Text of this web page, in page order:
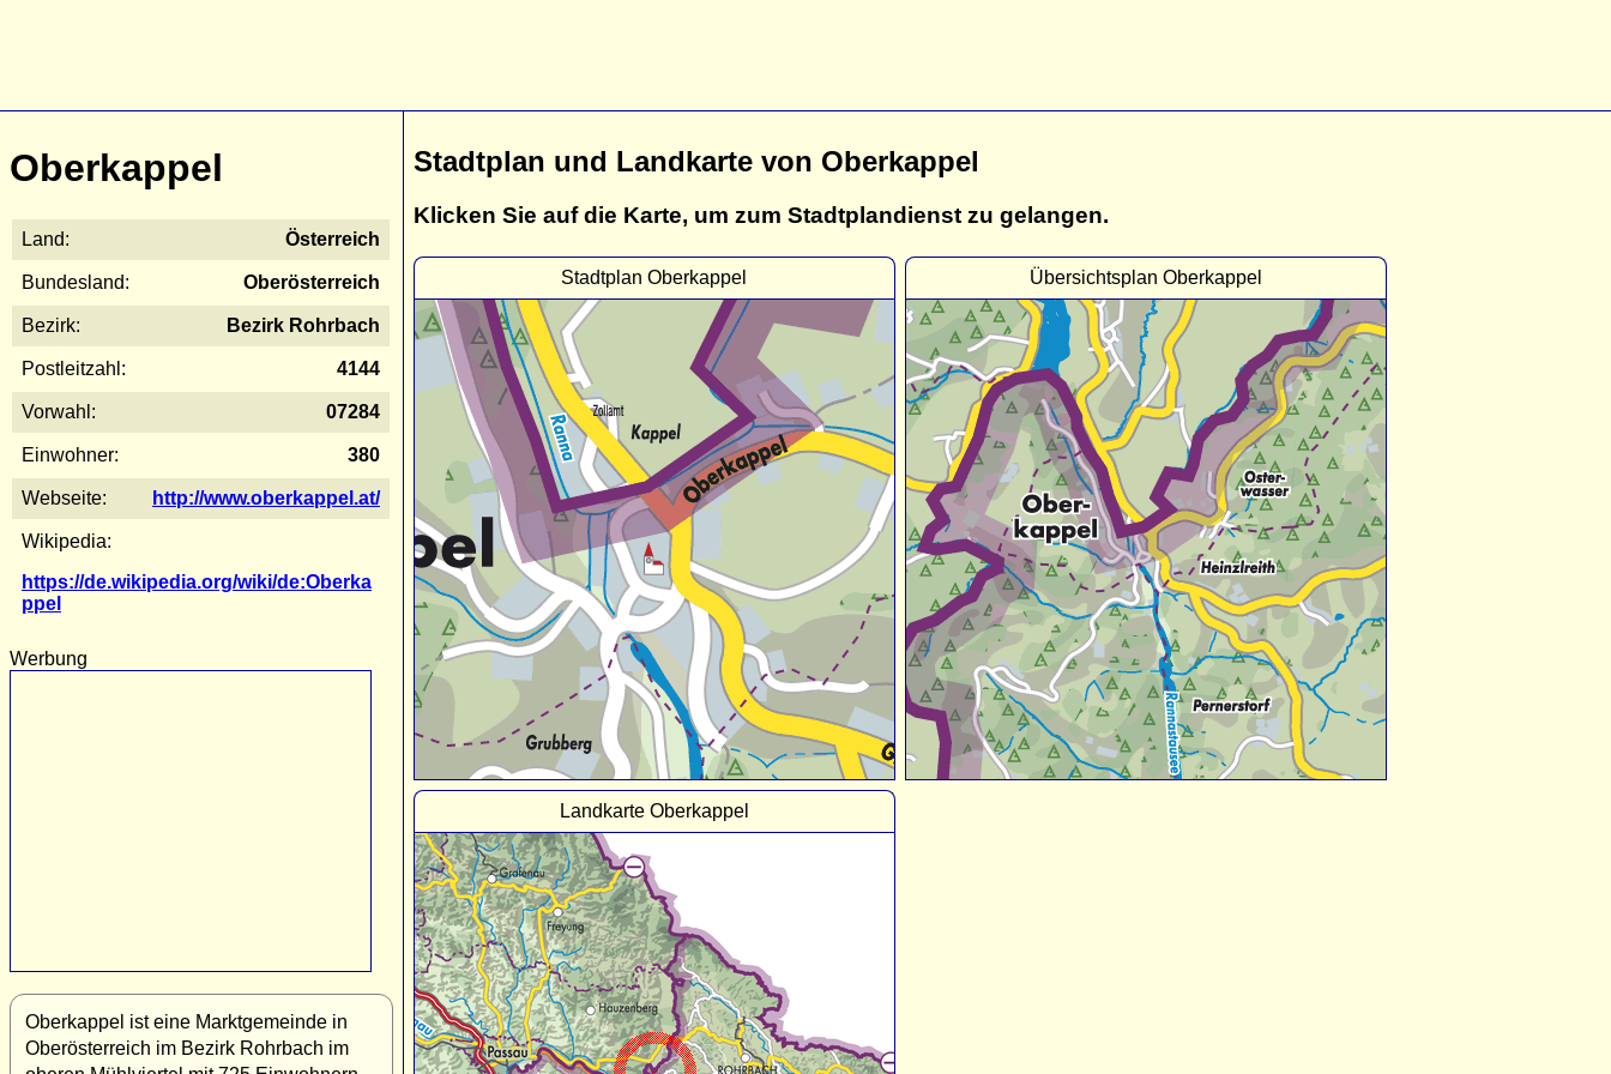
Oberkappel
Land: Österreich
Bundesland: Oberösterreich
Bezirk: Bezirk Rohrbach
Postleitzahl: 4144
Vorwahl: 07284
Einwohner: 380
Webseite: http://www.oberkappel.at/
Wikipedia:
https://de.wikipedia.org/wiki/de:Oberka
ppel
Werbung
Oberkappel ist eine Marktgemeinde in
Oberösterreich im Bezirk Rohrbach im
Stadtplan und Landkarte von Oberkappel
Klicken Sie auf die Karte, um zum Stadtplandienst zu gelangen.
Stadtplan Oberkappel Übersichtsplan Oberkappel
Landkarte Oberkappel